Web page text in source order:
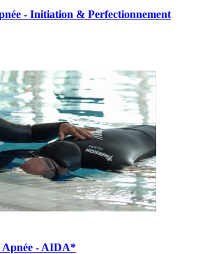
- Initiation & Perfectionnement
Apnée - AIDA*